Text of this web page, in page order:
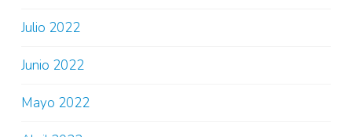
Julio 2022
Junio 2022
Mayo 2022